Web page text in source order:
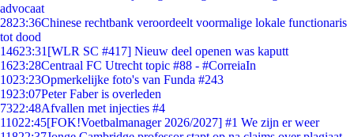
advocaat
2823:36Chinese rechtbank veroordeelt voormalige lokale functionaris
tot dood
14623:31 [WLR SC #417] Nieuw deel openen was kaputt
1623:28Centraal FC Utrecht topic #88 - #CorreiaIn
1023:23Opmerkelijke foto's van Funda #243
1923:07Peter Faber is overleden
7322:48Afvallen met injecties #4
11022:45[FOK!Voetbalmanager 2026/2027] #1 We zijn er weer